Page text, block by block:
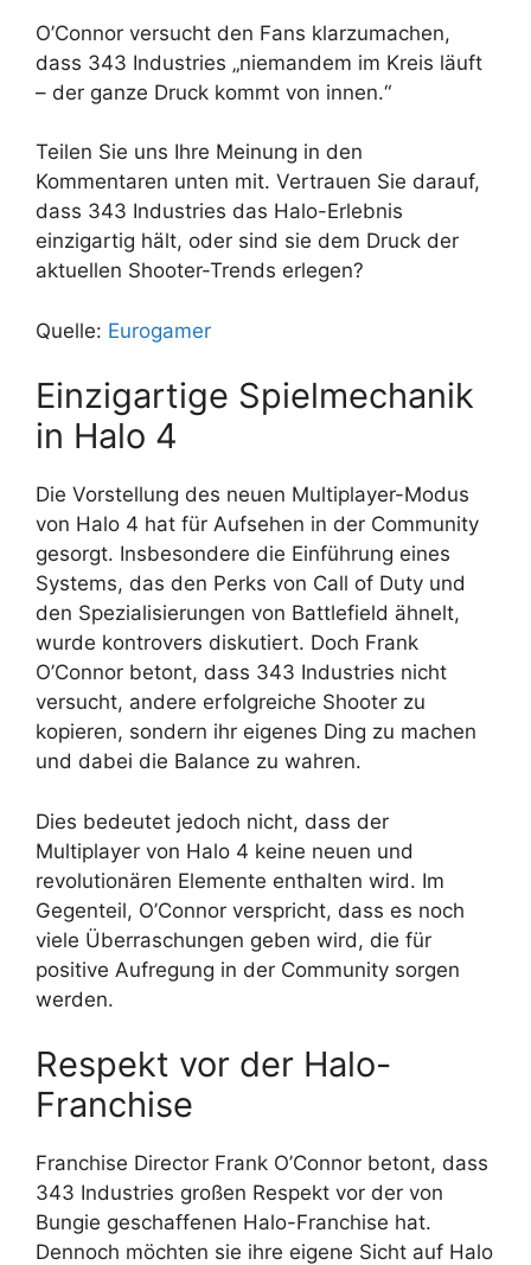
O’Connor versucht den Fans klarzumachen,
dass 343 Industries „niemandem im Kreis läuft
– der ganze Druck kommt von innen.“
Teilen Sie uns Ihre Meinung in den
Kommentaren unten mit. Vertrauen Sie darauf,
dass 343 Industries das Halo-Erlebnis
einzigartig hält, oder sind sie dem Druck der
aktuellen Shooter-Trends erlegen?
Quelle: Eurogamer
Einzigartige Spielmechanik
in Halo 4
Die Vorstellung des neuen Multiplayer-Modus
von Halo 4 hat für Aufsehen in der Community
gesorgt. Insbesondere die Einführung eines
Systems, das den Perks von Call of Duty und
den Spezialisierungen von Battlefield ähnelt,
wurde kontrovers diskutiert. Doch Frank
O’Connor betont, dass 343 Industries nicht
versucht, andere erfolgreiche Shooter zu
kopieren, sondern ihr eigenes Ding zu machen
und dabei die Balance zu wahren.
Dies bedeutet jedoch nicht, dass der
Multiplayer von Halo 4 keine neuen und
revolutionären Elemente enthalten wird. Im
Gegenteil, O’Connor verspricht, dass es noch
viele Überraschungen geben wird, die für
positive Aufregung in der Community sorgen
werden.
Respekt vor der Halo-
Franchise
Franchise Director Frank O’Connor betont, dass
343 Industries großen Respekt vor der von
Bungie geschaffenen Halo-Franchise hat.
Dennoch möchten sie ihre eigene Sicht auf Halo